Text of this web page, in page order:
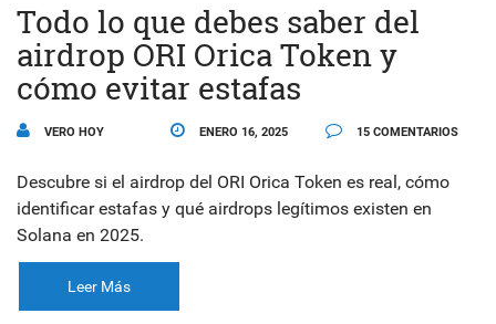
Todo lo que debes saber del
airdrop ORI Orica Token y
cómo evitar estafas
VERO HOY ENERO 16, 2025 15 COMENTARIOS
Descubre si el airdrop del ORI Orica Token es real, cómo
identificar estafas y qué airdrops legítimos existen en
Solana en 2025.
Leer Más